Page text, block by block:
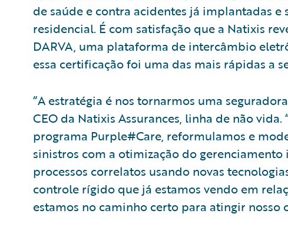
de saúde e contra acidentes já implantadas
residencial. É com satisfação que a Natixis
DARVA, uma plataforma de intercâmbio
essa certificação foi uma das mais rápidas a
“A estratégia é nos tornarmos uma
CEO da Natixis Assurances, linha de não
programa Purple#Care, reformulamos e
sinistros com a otimização do
processos correlatos usando novas
controle rígido que já estamos vendo em
estamos no caminho certo para atingir nosso